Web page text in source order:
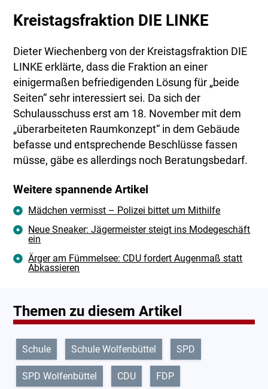
Kreistagsfraktion DIE LINKE
Dieter Wiechenberg von der Kreistagsfraktion DIE
LINKE erklärte, dass die Fraktion an einer
einigermaßen befriedigenden Lösung für „beide
Seiten“ sehr interessiert sei. Da sich der
Schulausschuss erst am 18. November mit dem
„überarbeiteten Raumkonzept“ in dem Gebäude
befasse und entsprechende Beschlüsse fassen
müsse, gäbe es allerdings noch Beratungsbedarf.
Weitere spannende Artikel
Mädchen vermisst – Polizei bittet um Mithilfe
Neue Sneaker: Jägermeister steigt ins Modegeschäft
ein
Ärger am Fümmelsee: CDU fordert Augenmaß statt
Abkassieren
Themen zu diesem Artikel
Schule Schule Wolfenbüttel SPD
SPD Wolfenbüttel CDU FDP